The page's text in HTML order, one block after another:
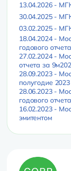
13.04.2026 -
30.04.2025 -
03.02.2025 -
18.04.2024 -
годового
27.02.2024 -
отчета за
28.09.2023 -
полугодие 2023
28.06.2023 -
годового
16.02.2023 -
эмитентом